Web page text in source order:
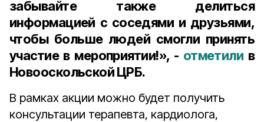
забывайте также делиться
информацией с соседями и друзьями,
чтобы больше людей смогли принять
участие в мероприятии!», - отметили в
Новооскольской ЦРБ.
В рамках акции можно будет получить
консультации терапевта, кардиолога,